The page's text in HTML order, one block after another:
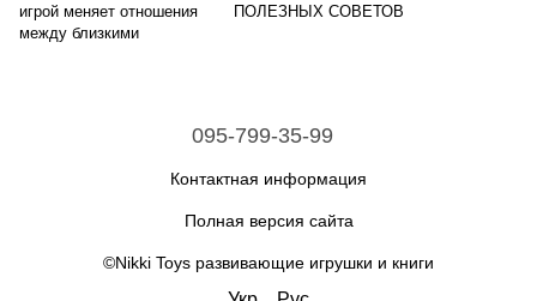
игрой меняет отношения
между близкими
ПОЛЕЗНЫХ СОВЕТОВ
095-799-35-99
Контактная информация
Полная версия сайта
©Nikki Toys развивающие игрушки и книги